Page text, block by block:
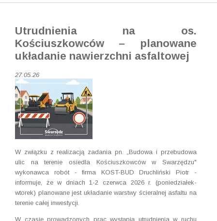
Utrudnienia na os.
Kościuszkowców – planowane
układanie nawierzchni asfaltowej
27.05.26
W związku z realizacją zadania pn. „Budowa i przebudowa
ulic na terenie osiedla Kościuszkowców w Swarzędzu"
wykonawca robót - firma KOST-BUD Druchliński Piotr -
informuje, że w dniach 1-2 czerwca 2026 r. (poniedziałek-
wtorek) planowane jest układanie warstwy ścieralnej asfaltu na
terenie całej inwestycji.
W czasie prowadzonych prac wystąpią utrudnienia w ruchu